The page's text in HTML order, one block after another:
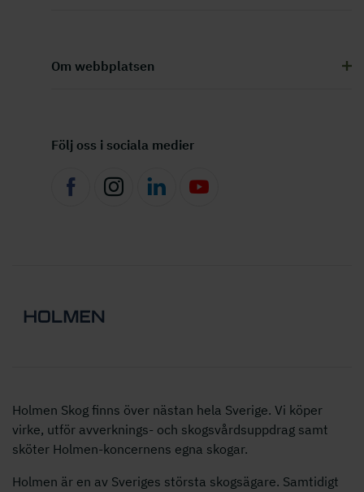
Om webbplatsen
Följ oss i sociala medier
Holmen Skog finns över nästan hela Sverige. Vi köper
virke, utför avverknings- och skogsvårdsuppdrag samt
sköter Holmen-koncernens egna skogar.
Holmen är en av Sveriges största skogsägare. Samtidigt